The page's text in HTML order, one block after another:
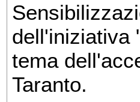
dell'iniziativa
tema
Taranto.